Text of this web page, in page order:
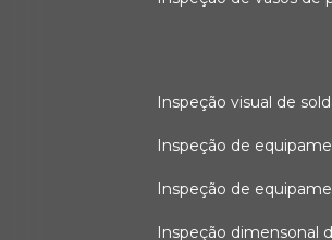
inspeção visual de
inspeção de
inspeção de
inspeção dimensonal